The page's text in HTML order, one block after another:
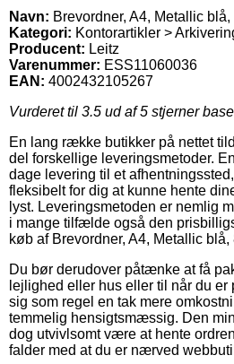
Navn: Brevordner, A4, Metallic
Kategori: Kontorartikler >
Producent: Leitz
Varenummer: ESS11060036
EAN: 4002432105267
Vurderet til 3.5 ud af 5 stjerner
En lang række butikker på nettet
del forskellige leveringsmetoder.
dage levering til et
fleksibelt for dig at kunne hente
lyst. Leveringsmetoden er nemlig
i mange tilfælde også den
køb af Brevordner, A4, Metallic
Du bør derudover påtænke at få
lejlighed eller hus eller til når du er
sig som regel en tak mere
temmelig hensigtsmæssig. Den
dog utvivlsomt være at hente
falder med at du er nærved